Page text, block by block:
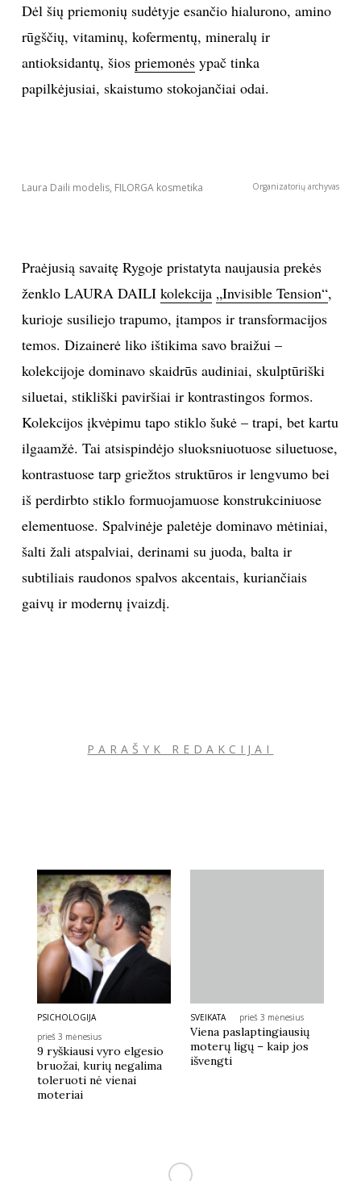
Dėl šių priemonių sudėtyje esančio hialurono, amino
rūgščių, vitaminų, kofermentų, mineralų ir
antioksidantų, šios priemonėsypač tinka
papilkėjusiai, skaistumo stokojančiai odai.
Laura Daili modelis, FILORGA kosmetika Organizatorių archyvas
Praėjusią savaitę Rygoje pristatyta naujausia prekės
ženklo LAURA DAILI kolekcija „Invisible Tension“,
kurioje susiliejo trapumo, įtampos ir transformacijos
temos. Dizainerė liko ištikima savo braižui –
kolekcijoje dominavo skaidrūs audiniai, skulptūriški
siluetai, stikliški paviršiai ir kontrastingos formos.
Kolekcijos įkvėpimu tapo stiklo šukė – trapi, bet kartu
ilgaamžė. Tai atsispindėjo sluoksniuotuose siluetuose,
kontrastuose tarp griežtos struktūros ir lengvumo bei
iš perdirbto stiklo formuojamuose konstrukciniuose
elementuose. Spalvinėje paletėje dominavo mėtiniai,
šalti žali atspalviai, derinami su juoda, balta ir
subtiliais raudonos spalvos akcentais, kuriančiais
gaivų ir modernų įvaizdį.
PARAŠYK REDAKCIJAI
PSICHOLOGIJA
prieš 3 mėnesius
9 ryškiausi vyro elgesio
bruožai, kurių negalima
toleruoti nė vienai
moteriai
SVEIKATA prieš 3 mėnesius
Viena paslaptingiausių
moterų ligų – kaip jos
išvengti